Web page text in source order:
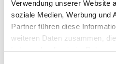
Verwendung unserer Website
soziale Medien, Werbung und
Partner führen diese
weiteren Daten zusammen,
Rundweg
Ansprechpartner:in